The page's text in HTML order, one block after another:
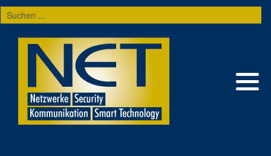
Suchen
...